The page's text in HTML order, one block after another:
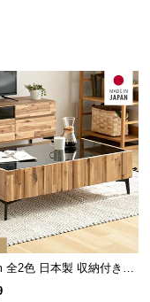
板
しており、安
全2色 日本製 収納付きセ
ブル TCT-008